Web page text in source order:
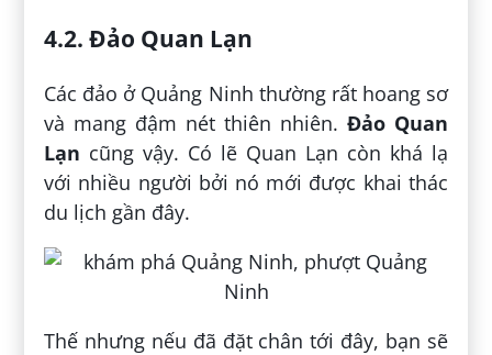
4.2. Đảo Quan Lạn
Các đảo ở Quảng Ninh thường rất hoang sơ
và mang đậm nét thiên nhiên. Đảo Quan
Lạn cũng vậy. Có lẽ Quan Lạn còn khá lạ
với nhiều người bởi nó mới được khai thác
du lịch gần đây.
Thế nhưng nếu đã đặt chân tới đây, bạn sẽ